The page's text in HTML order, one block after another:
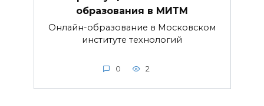
образования в МИТМ
Онлайн-образование в Московском
институте технологий
0 2